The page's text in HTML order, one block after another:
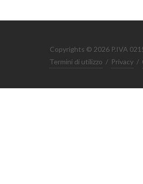
Copyrights © 2026 P.IVA
Termini di utilizzo / Privacy /